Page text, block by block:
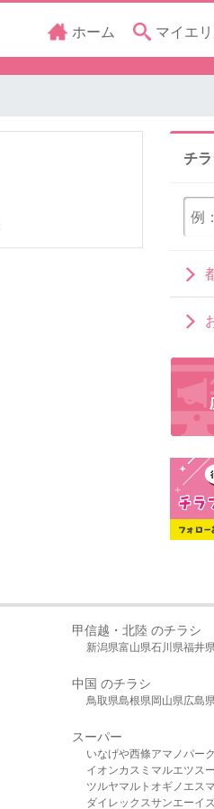
ホーム マイエ
チ
甲信越・北陸 のチラシ
新潟県富山県石川県福井県
中国 のチラシ
鳥取県島根県岡山県広島県
スーパー
いなげや西條アマノパー
イオンカスミ マルエツ ス
ツルヤマルト オギノ エス
ダイレックスサンエーイ